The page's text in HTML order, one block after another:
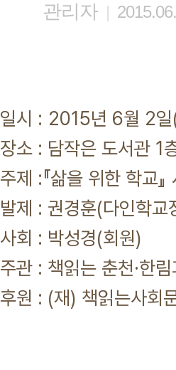
관리자 |
일시 : 2015년 6월 2
장소 : 담작은 도서관
주제 :『삶을 위한 학교
발제 : 권경훈(다인학
사회 : 박성경(회원)
주관 : 책읽는 춘천·한
후원 : (재) 책읽는사회